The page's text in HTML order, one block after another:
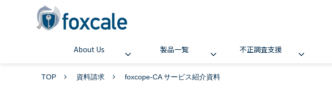
About Us 製品一覧 不正調査支援
TOP 資料請求 foxcope-CA サービス紹介資料